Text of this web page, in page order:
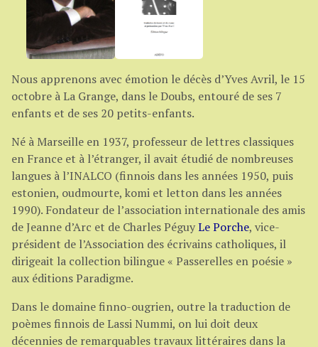
Nous apprenons avec émotion le décès d’Yves Avril, le 15
octobre à La Grange, dans le Doubs, entouré de ses 7
enfants et de ses 20 petits-enfants.
Né à Marseille en 1937, professeur de lettres classiques
en France et à l’étranger, il avait étudié de nombreuses
langues à l’INALCO (finnois dans les années 1950, puis
estonien, oudmourte, komi et letton dans les années
1990). Fondateur de l’association internationale des amis
de Jeanne d’Arc et de Charles PéguyLe Porche, vice-
président de l’Association des écrivains catholiques, il
dirigeait la collection bilingue « Passerelles en poésie »
aux éditions Paradigme.
Dans le domaine finno-ougrien, outre la traduction de
poèmes finnois de Lassi Nummi, on lui doit deux
décennies de remarquables travaux littéraires dans la